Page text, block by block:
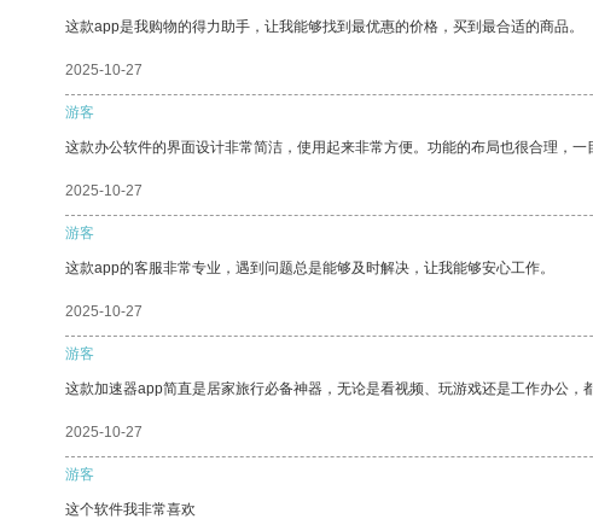
这款app是我购物的得力助手，让我能够找到最优惠的价格，买到最合适的商品。
2025-10-27
游客
这款办公软件的界面设计非常简洁，使用起来非常方便。功能的布局也很合理，一
2025-10-27
游客
这款app的客服非常专业，遇到问题总是能够及时解决，让我能够安心工作。
2025-10-27
游客
这款加速器app简直是居家旅行必备神器，无论是看视频、玩游戏还是工作办公，
2025-10-27
游客
这个软件我非常喜欢